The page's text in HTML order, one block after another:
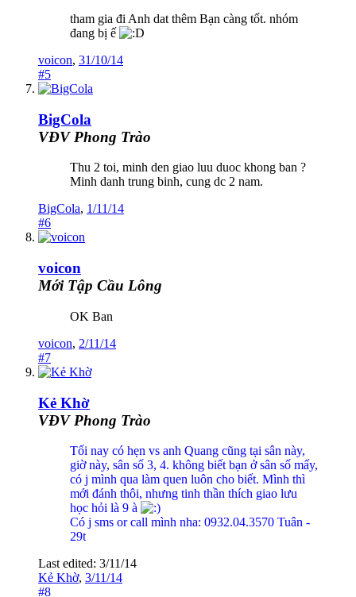
tham gia đi Anh dat thêm Bạn càng tốt. nhóm
đang bị ế
voicon, 31/10/14
#5
BigCola
VĐV Phong Trào
Thu 2 toi, minh den giao luu duoc khong ban ?
Minh danh trung binh, cung dc 2 nam.
BigCola, 1/11/14
#6
voicon
Mới Tập Cầu Lông
OK Ban
voicon, 2/11/14
#7
Kẻ Khờ
VĐV Phong Trào
Tối nay có hẹn vs anh Quang cũng tại sân này,
giờ này, sân số 3, 4. không biết bạn ở sân số mấy,
có j mình qua làm quen luôn cho biết. Mình thì
mới đánh thôi, nhưng tinh thần thích giao lưu
học hỏi là 9 à
Có j sms or call mình nha: 0932.04.3570 Tuân -
29t
Last edited: 3/11/14
Kẻ Khờ, 3/11/14
#8